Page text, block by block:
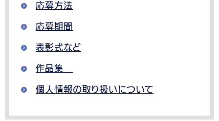
応募方法
応募期間
表彰式など
作品集
個人情報の取り扱いについて